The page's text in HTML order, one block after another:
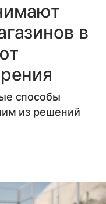
в
способы
из решений